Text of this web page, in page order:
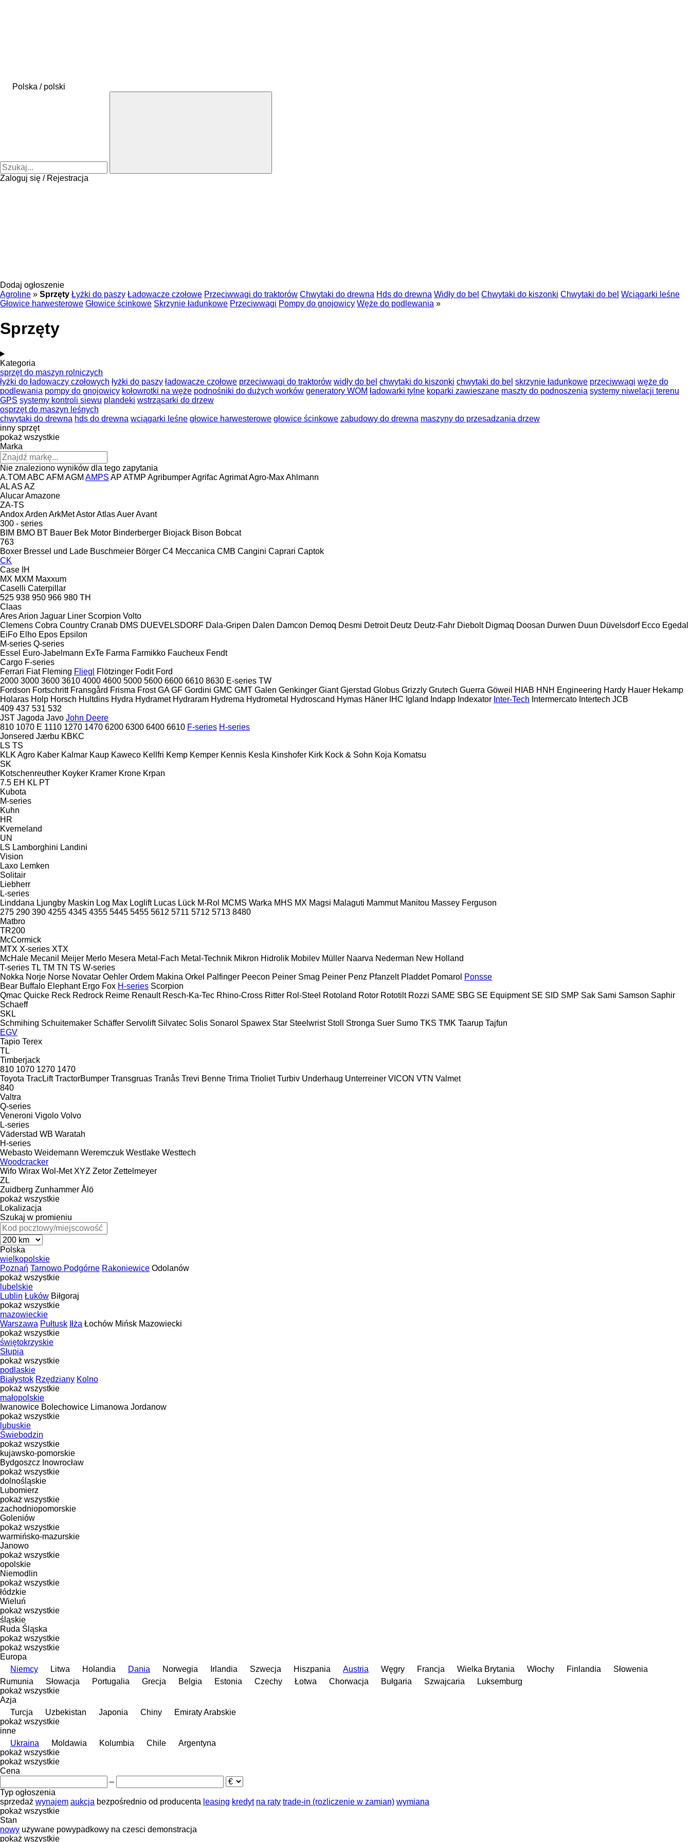
Polska / polski
Zaloguj się / Rejestracja
Dodaj ogłoszenie
Agroline » Sprzęty Łyżki do paszy Ładowacze czołowe Przeciwwagi do traktorów Chwytaki do drewna Hds do drewna Widły do bel Chwytaki do kiszonki Chwytaki do bel Wciągarki leśne
Głowice harwesterowe Głowice ścinkowe Skrzynie ładunkowe Przeciwwagi Pompy do gnojowicy Węże do podlewania »
Sprzęty
Kategoria
sprzęt do maszyn rolniczych
łyżki do ładowaczy czołowych łyżki do paszy ładowacze czołowe przeciwwagi do traktorów widły do bel chwytaki do kiszonki chwytaki do bel skrzynie ładunkowe przeciwwagi węże do
podlewania pompy do gnojowicy kołowrotki na węże podnośniki do dużych worków generatory WOM ładowarki tylne koparki zawieszane maszty do podnoszenia systemy niwelacji terenu
GPS systemy kontroli siewu plandeki wstrząsarki do drzew
osprzęt do maszyn leśnych
chwytaki do drewna hds do drewna wciągarki leśne głowice harwesterowe głowice ścinkowe zabudowy do drewna maszyny do przesadzania drzew
inny sprzęt
pokaż wszystkie
Marka
Nie znaleziono wyników dla tego zapytania
A.TOM ABC AFM AGM AMPS AP ATMP AgribumperAgrifacAgrimatAgro-MaxAhlmann
ALAS AZ
AlucarAmazone
ZA-TS
AndoxArden ArkMetAstorAtlasAuerAvant
300 - series
BIM BMO BT Bauer Bek Motor Binderberger Biojack Bison Bobcat
763
Boxer Bressel und Lade Buschmeier Börger C4 Meccanica CMB Cangini Caprari Captok
CK
Case IH
MX MXM Maxxum
Caselli Caterpillar
525 938 950 966 980 TH
Claas
AresArion Jaguar Liner Scorpion Volto
Clemens Cobra Country Cranab DMS DUEVELSDORF Dala-Gripen Dalen Damcon Demoq Desmi Detroit Deutz Deutz-Fahr Diebolt Digmaq Doosan Durwen Duun Düvelsdorf Ecco Egedal
EiFo Elho Epos Epsilon
M-series Q-series
Essel Euro-Jabelmann ExTe Farma Farmikko Faucheux Fendt
Cargo F-series
Ferrari Fiat Fleming Fliegl Flötzinger Fodit Ford
2000 3000 3600 3610 4000 4600 5000 5600 6600 6610 8630 E-series TW
Fordson Fortschritt Fransgård Frisma Frost GA GF Gordini GMC GMT Galen Genkinger Giant Gjerstad Globus Grizzly Grutech Guerra Göweil HIAB HNH Engineering Hardy Hauer Hekamp
Holaras Holp Horsch Hultdins Hydra Hydramet Hydraram Hydrema Hydrometal Hydroscand Hymas Häner IHC Igland Indapp Indexator Inter-Tech Intermercato Intertech JCB
409 437 531 532
JST Jagoda Javo John Deere
810 1070 E 1110 1270 1470 6200 6300 6400 6610 F-series H-series
Jonsered Jærbu KBKC
LS TS
KLK Agro Kaber Kalmar Kaup Kaweco Kellfri Kemp Kemper Kennis Kesla Kinshofer Kirk Kock & Sohn Koja Komatsu
SK
Kotschenreuther Koyker Kramer Krone Krpan
7.5 EH KL PT
Kubota
M-series
Kuhn
HR
Kverneland
UN
LS Lamborghini Landini
Vision
Laxo Lemken
Solitair
Liebherr
L-series
Linddana Ljungby Maskin Log Max Loglift Lucas Lück M-Rol MCMS Warka MHS MX Magsi Malaguti Mammut Manitou Massey Ferguson
275 290 390 4255 4345 4355 5445 5455 5612 5711 5712 5713 8480
Matbro
TR200
McCormick
MTX X-series XTX
McHale Mecanil Meijer Merlo Mesera Metal-Fach Metal-Technik Mikron Hidrolik Mobilev Müller Naarva Nederman New Holland
T-series TL TM TN TS W-series
Nokka Norje Norse Novatar Oehler Ordem Makina Orkel Palfinger Peecon Peiner Smag Peiner Penz Pfanzelt Pladdet Pomarol Ponsse
Bear Buffalo Elephant Ergo Fox H-series Scorpion
Qmac Quicke Reck Redrock Reime Renault Resch-Ka-Tec Rhino-Cross Ritter Rol-Steel Rotoland Rotor Rototilt Rozzi SAME SBG SE Equipment SE SID SMP Sak Sami Samson Saphir
Schaeff
SKL
Schmihing Schuitemaker Schäffer Servolift Silvatec Solis Sonarol Spawex Star Steelwrist Stoll Stronga Suer Sumo TKS TMK Taarup Tajfun
EGV
Tapio Terex
TL
Timberjack
810 1070 1270 1470
Toyota TracLift TractorBumper Transgruas Tranås Trevi Benne Trima Trioliet Turbiv Underhaug Unterreiner VICON VTN Valmet
840
Valtra
Q-series
Veneroni Vigolo Volvo
L-series
Väderstad WB Waratah
H-series
Webasto Weidemann Weremczuk Westlake Westtech
Woodcracker
Wifo Wirax Wol-Met XYZ Zetor Zettelmeyer
ZL
Zuidberg Zunhammer Ålö
pokaż wszystkie
Lokalizacja
Szukaj w promieniu
Polska
wielkopolskie
Poznań Tarnowo Podgórne Rakoniewice Odolanów
pokaż wszystkie
lubelskie
Lublin Łuków Biłgoraj
pokaż wszystkie
mazowieckie
Warszawa Pułtusk Iłża Łochów Mińsk Mazowiecki
pokaż wszystkie
świętokrzyskie
Słupia
pokaż wszystkie
podlaskie
Białystok Rzędziany Kolno
pokaż wszystkie
małopolskie
Iwanowice Bolechowice Limanowa Jordanow
pokaż wszystkie
lubuskie
Świebodzin
pokaż wszystkie
kujawsko-pomorskie
Bydgoszcz Inowrocław
pokaż wszystkie
dolnośląskie
Lubomierz
pokaż wszystkie
zachodniopomorskie
Goleniów
pokaż wszystkie
warmińsko-mazurskie
Janowo
pokaż wszystkie
opolskie
Niemodlin
pokaż wszystkie
łódzkie
Wieluń
pokaż wszystkie
śląskie
Ruda Śląska
pokaż wszystkie
pokaż wszystkie
Europa
Niemcy
Litwa Holandia Dania Norwegia Irlandia Szwecja Hiszpania Austria Węgry Francja Wielka Brytania Włochy Finlandia
Słowenia
Rumunia
Słowacja Portugalia Grecja Belgia Estonia Czechy Łotwa Chorwacja Bułgaria Szwajcaria
Luksemburg
pokaż wszystkie
Azja
Turcja
Uzbekistan Japonia Chiny
Emiraty Arabskie
pokaż wszystkie
inne
Ukraina
Moldawia Kolumbia Chile
Argentyna
pokaż wszystkie
pokaż wszystkie
Cena
–
Typ ogłoszenia
sprzedaż wynajem aukcja bezpośrednio od producenta leasing kredyt na raty trade-in (rozliczenie w zamian) wymiana
pokaż wszystkie
Stan
nowy używane powypadkowy na czesci demonstracja
pokaż wszystkie